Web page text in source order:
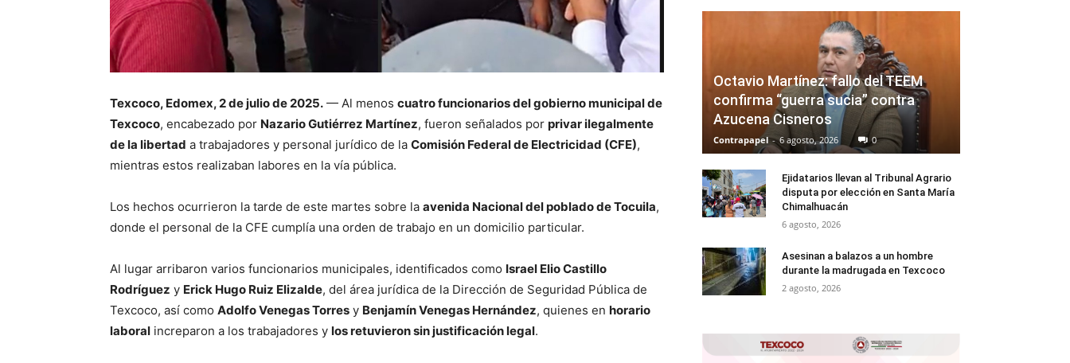
Texcoco, Edomex, 2 de julio de 2025. — Al menos cuatro funcionarios del gobierno municipal de
Texcoco, encabezado por Nazario Gutiérrez Martínez, fueron señalados por privar ilegalmente
de la libertad a trabajadores y personal jurídico de la Comisión Federal de Electricidad (CFE),
mientras estos realizaban labores en la vía pública.
Los hechos ocurrieron la tarde de este martes sobre la avenida Nacional del poblado de Tocuila,
donde el personal de la CFE cumplía una orden de trabajo en un domicilio particular.
Al lugar arribaron varios funcionarios municipales, identificados como Israel Elio Castillo
Rodríguez y Erick Hugo Ruiz Elizalde, del área jurídica de la Dirección de Seguridad Pública de
Texcoco, así como Adolfo Venegas Torres y Benjamín Venegas Hernández, quienes en horario
laboral increparon a los trabajadores y los retuvieron sin justificación legal.
Octavio Martínez: fallo del TEEM
confirma “guerra sucia” contra
Azucena Cisneros
Contrapapel - 6 agosto, 2026 0
Ejidatarios llevan al Tribunal Agrario
disputa por elección en Santa María
Chimalhuacán
6 agosto, 2026
Asesinan a balazos a un hombre
durante la madrugada en Texcoco
2 agosto, 2026